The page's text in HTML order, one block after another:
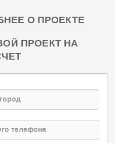
О ПРОЕКТЕ
ПРОЕКТ НА